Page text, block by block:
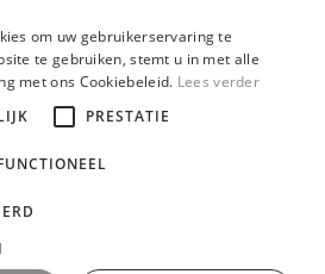
simulatie.be
vergelijken in België.
Yago N.V. erkend door
FSMA : 114863
diensten en markten)
van Feprabel
Verzekeringsmakelaars
om uw gebruikerservaring te
te gebruiken, stemt u in met alle
met ons Cookiebeleid. Lees verder
PRESTATIE